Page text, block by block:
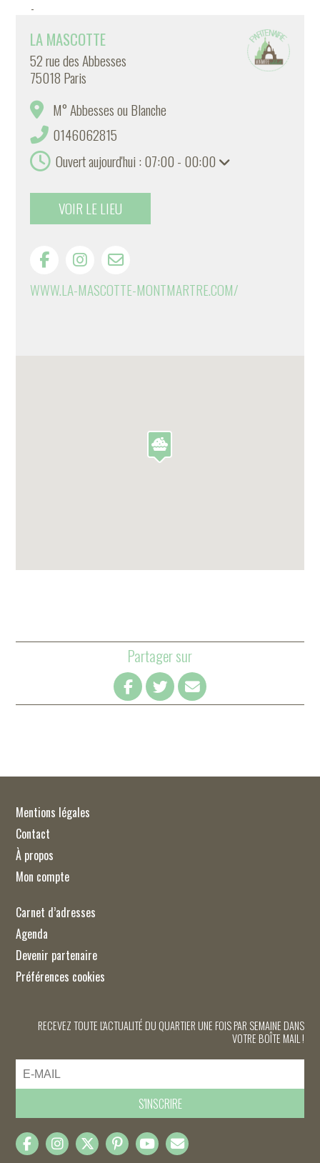
-
LA MASCOTTE
52 rue des Abbesses
75018 Paris
M° Abbesses ou Blanche
0146062815
Ouvert aujourd'hui : 07:00 - 00:00
VOIR LE LIEU
WWW.LA-MASCOTTE-MONTMARTRE.COM/
Partager sur
Mentions légales
Contact
À propos
Mon compte
Carnet d’adresses
Agenda
Devenir partenaire
Préférences cookies
RECEVEZ TOUTE L'ACTUALITÉ DU QUARTIER UNE FOIS PAR SEMAINE DANS
VOTRE BOÎTE MAIL !